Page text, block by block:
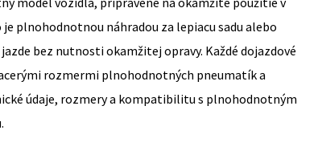
plnohodnotnou náhradou za lepiacu sadu alebo
bez nutnosti okamžitej opravy. Každé dojazdové
rozmermi plnohodnotných pneumatík a
údaje, rozmery a kompatibilitu s plnohodnotným